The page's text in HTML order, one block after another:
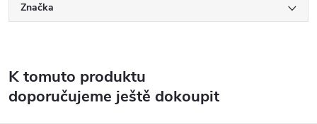
Značka
K tomuto produktu
doporučujeme ještě dokoupit